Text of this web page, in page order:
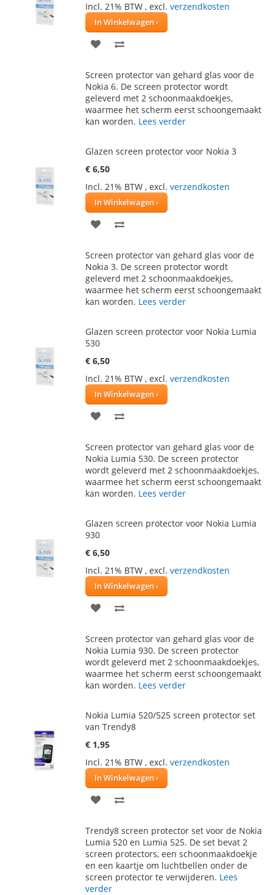
Incl. 21% BTW , excl. verzendkosten
In Winkelwagen
VOEG
AAN
VERLANGLIJST
TE
VERGELIJKEN
Screen protector van gehard glas voor de
Nokia 6. De screen protector wordt
geleverd met 2 schoonmaakdoekjes,
waarmee het scherm eerst schoongemaakt
kan worden. Lees verder
Glazen screen protector voor Nokia 3
€ 6,50
Incl. 21% BTW , excl. verzendkosten
In Winkelwagen
VOEG
AAN
VERLANGLIJST
TE
VERGELIJKEN
Screen protector van gehard glas voor de
Nokia 3. De screen protector wordt
geleverd met 2 schoonmaakdoekjes,
waarmee het scherm eerst schoongemaakt
kan worden. Lees verder
Glazen screen protector voor Nokia Lumia
530
€ 6,50
Incl. 21% BTW , excl. verzendkosten
In Winkelwagen
VOEG
AAN
VERLANGLIJST
TE
VERGELIJKEN
Screen protector van gehard glas voor de
Nokia Lumia 530. De screen protector
wordt geleverd met 2 schoonmaakdoekjes,
waarmee het scherm eerst schoongemaakt
kan worden. Lees verder
Glazen screen protector voor Nokia Lumia
930
€ 6,50
Incl. 21% BTW , excl. verzendkosten
In Winkelwagen
VOEG
AAN
VERLANGLIJST
TE
VERGELIJKEN
Screen protector van gehard glas voor de
Nokia Lumia 930. De screen protector
wordt geleverd met 2 schoonmaakdoekjes,
waarmee het scherm eerst schoongemaakt
kan worden. Lees verder
Nokia Lumia 520/525 screen protector set
van Trendy8
€ 1,95
Incl. 21% BTW , excl. verzendkosten
In Winkelwagen
VOEG
AAN
VERLANGLIJST
TE
VERGELIJKEN
Trendy8 screen protector set voor de Nokia
Lumia 520 en Lumia 525. De set bevat 2
screen protectors, een schoonmaakdoekje
en een kaartje om luchtbellen onder de
screen protector te verwijderen. Lees
verder